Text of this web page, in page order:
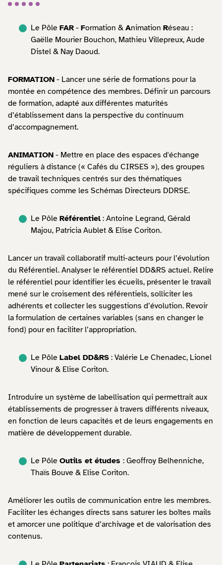
Le PôleFAR -Formation &AnimationRéseau :
Gaëlle Mourier Bouchon, Mathieu Villepreux, Aude
Distel & Nay Daoud.
FORMATION - Lancer une série de formations pour la
montée en compétence des membres. Définir un parcours
de formation, adapté aux différentes maturités
d’établissement dans la perspective du continuum
d’accompagnement.
ANIMATION - Mettre en place des espaces d'échange
réguliers à distance (« Cafés du CIRSES »), des groupes
de travail techniques centrés sur des thématiques
spécifiques comme les Schémas Directeurs DDRSE.
Le PôleRéférentiel : Antoine Legrand, Gérald
Majou, Patricia Aublet & Elise Coriton.
Lancer un travail collaboratif multi-acteurs pour l’évolution
du Référentiel. Analyser le référentiel DD&RS actuel. Relire
le référentiel pour identifier les écueils, présenter le travail
mené sur le croisement des référentiels, solliciter les
adhérents et collecter les suggestions d’évolution. Revoir
la formulation de certaines variables (sans en changer le
fond) pour en faciliter l’appropriation.
Le PôleLabel DD&RS : Valérie Le Chenadec, Lionel
Vinour & Elise Coriton.
Introduire un système de labellisation qui permettrait aux
établissements de progresser à travers différents niveaux,
en fonction de leurs capacités et de leurs engagements en
matière de développement durable.
Le PôleOutils et études: Geoffroy Belhenniche,
Thaïs Bouve & Elise Coriton.
Améliorer les outils de communication entre les membres.
Faciliter les échanges directs sans saturer les boîtes mails
et amorcer une politique d’archivage et de valorisation des
contenus.